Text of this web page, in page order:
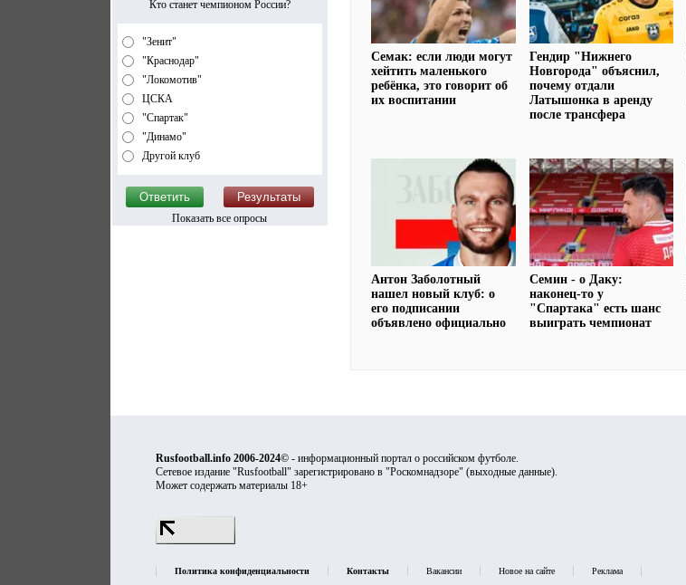
Кто станет чемпионом России?
"Зенит"
"Краснодар"
"Локомотив"
ЦСКА
"Спартак"
"Динамо"
Другой клуб
Показать все опросы
Семак: если люди могут
хейтить маленького
ребёнка, это говорит об
их воспитании
Гендир "Нижнего
Новгорода" объяснил,
почему отдали
Латышонка в аренду
после трансфера
Антон Заболотный
нашел новый клуб: о
его подписании
объявлено официально
Семин - о Даку:
наконец-то у
"Спартака" есть шанс
выиграть чемпионат
Rusfootball.info 2006-2024© - информационный портал о российском футболе.
Сетевое издание "Rusfootball" зарегистрировано в "Роскомнадзоре" (выходные данные).
Может содержать материалы 18+
Политика конфиденциальности Контакты Вакансии Новое на сайте Реклама